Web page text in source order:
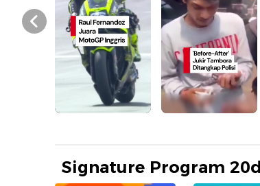
Prev
Signature Program